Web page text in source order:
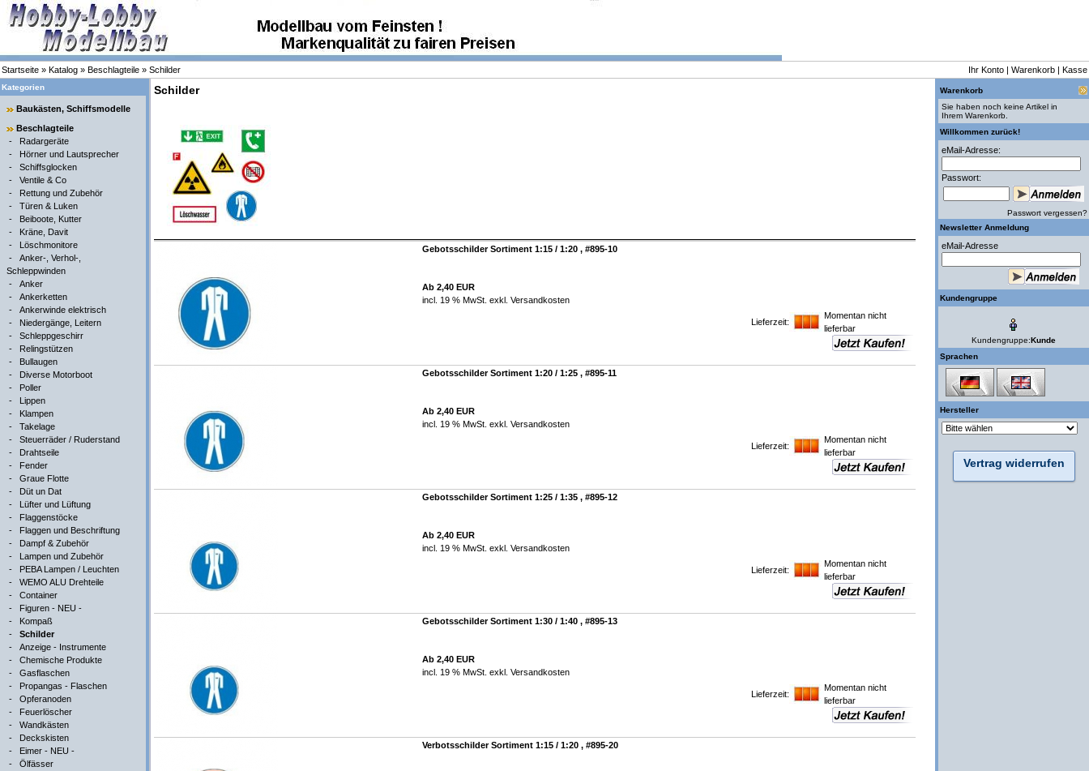
Startseite » Katalog » Beschlagteile » Schilder Ihr Konto | Warenkorb | Kasse
Kategorien
Baukästen, Schiffsmodelle
Beschlagteile
- Radargeräte
- Hörner und Lautsprecher
- Schiffsglocken
- Ventile & Co
- Rettung und Zubehör
- Türen & Luken
- Beiboote, Kutter
- Kräne, Davit
- Löschmonitore
- Anker-, Verhol-,
Schleppwinden
- Anker
- Ankerketten
- Ankerwinde elektrisch
- Niedergänge, Leitern
- Schleppgeschirr
- Relingstützen
- Bullaugen
- Diverse Motorboot
- Poller
- Lippen
- Klampen
- Takelage
- Steuerräder / Ruderstand
- Drahtseile
- Fender
- Graue Flotte
- Düt un Dat
- Lüfter und Lüftung
- Flaggenstöcke
- Flaggen und Beschriftung
- Dampf & Zubehör
- Lampen und Zubehör
- PEBA Lampen / Leuchten
- WEMO ALU Drehteile
- Container
- Figuren - NEU -
- Kompaß
- Schilder
- Anzeige - Instrumente
- Chemische Produkte
- Gasflaschen
- Propangas - Flaschen
- Opferanoden
- Feuerlöscher
- Wandkästen
- Deckskisten
- Eimer - NEU -
- Ölfässer
Schilder
Gebotsschilder Sortiment 1:15 / 1:20 , #895-10
Ab 2,40 EUR
incl. 19 % MwSt. exkl. Versandkosten
Lieferzeit:
Momentan nicht
lieferbar
Gebotsschilder Sortiment 1:20 / 1:25 , #895-11
Ab 2,40 EUR
incl. 19 % MwSt. exkl. Versandkosten
Lieferzeit:
Momentan nicht
lieferbar
Gebotsschilder Sortiment 1:25 / 1:35 , #895-12
Ab 2,40 EUR
incl. 19 % MwSt. exkl. Versandkosten
Lieferzeit:
Momentan nicht
lieferbar
Gebotsschilder Sortiment 1:30 / 1:40 , #895-13
Ab 2,40 EUR
incl. 19 % MwSt. exkl. Versandkosten
Lieferzeit:
Momentan nicht
lieferbar
Verbotsschilder Sortiment 1:15 / 1:20 , #895-20
Warenkorb
Sie haben noch keine Artikel in
Ihrem Warenkorb.
Willkommen zurück!
eMail-Adresse:
Passwort:
Passwort vergessen?
Newsletter Anmeldung
eMail-Adresse
Kundengruppe
Kundengruppe:Kunde
Sprachen
Hersteller
Vertrag widerrufen